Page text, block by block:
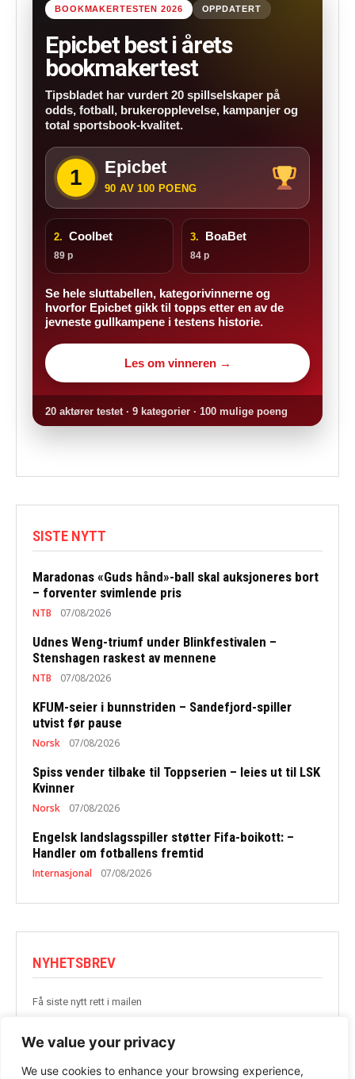
We value your privacy
We use cookies to enhance your browsing experience,
BOOKMAKERTESTEN 2026 OPPDATERT
Epicbet best i årets
bookmakertest
Tipsbladet har vurdert 20 spillselskaper på
odds, fotball, brukeropplevelse, kampanjer og
total sportsbook-kvalitet.
1 Epicbet
90 AV 100 POENG
2. Coolbet
89 p
3. BoaBet
84 p
Se hele sluttabellen, kategorivinnerne og
hvorfor Epicbet gikk til topps etter en av de
jevneste gullkampene i testens historie.
Les om vinneren →
20 aktører testet · 9 kategorier · 100 mulige poeng
SISTE NYTT
Maradonas «Guds hånd»-ball skal auksjoneres bort
– forventer svimlende pris
NTB 07/08/2026
Udnes Weng-triumf under Blinkfestivalen –
Stenshagen raskest av mennene
NTB 07/08/2026
KFUM-seier i bunnstriden – Sandefjord-spiller
utvist før pause
Norsk 07/08/2026
Spiss vender tilbake til Toppserien – leies ut til LSK
Kvinner
Norsk 07/08/2026
Engelsk landslagsspiller støtter Fifa-boikott: –
Handler om fotballens fremtid
Internasjonal 07/08/2026
NYHETSBREV
Få siste nytt rett i mailen